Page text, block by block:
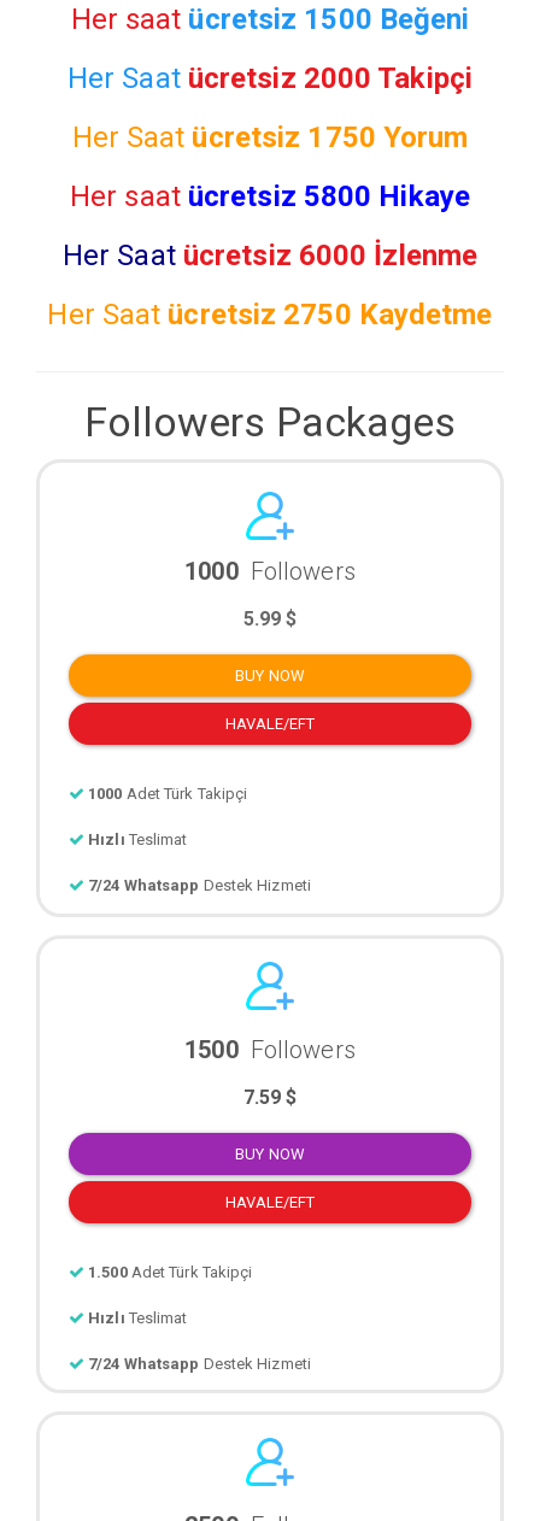
Her saat ücretsiz 1500 Beğeni
Her Saat ücretsiz 2000 Takipçi
Her Saat ücretsiz 1750 Yorum
Her saat ücretsiz 5800 Hikaye
Her Saat ücretsiz 6000 İzlenme
Her Saat ücretsiz 2750 Kaydetme
Followers Packages
1000 Followers
5.99 $
BUY NOW
HAVALE/EFT
1000 Adet Türk Takipçi
Hızlı Teslimat
7/24 Whatsapp Destek Hizmeti
1500 Followers
7.59 $
BUY NOW
HAVALE/EFT
1.500 Adet Türk Takipçi
Hızlı Teslimat
7/24 Whatsapp Destek Hizmeti